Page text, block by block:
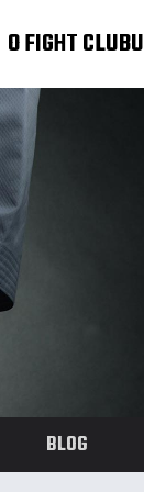
O FIGHT CLUBU
BLOG